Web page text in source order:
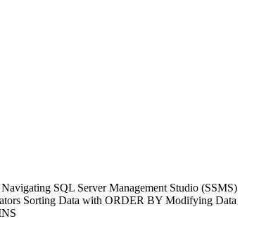
SQL Server Management Studio (SSMS)
Sorting Data with ORDER BY Modifying Data